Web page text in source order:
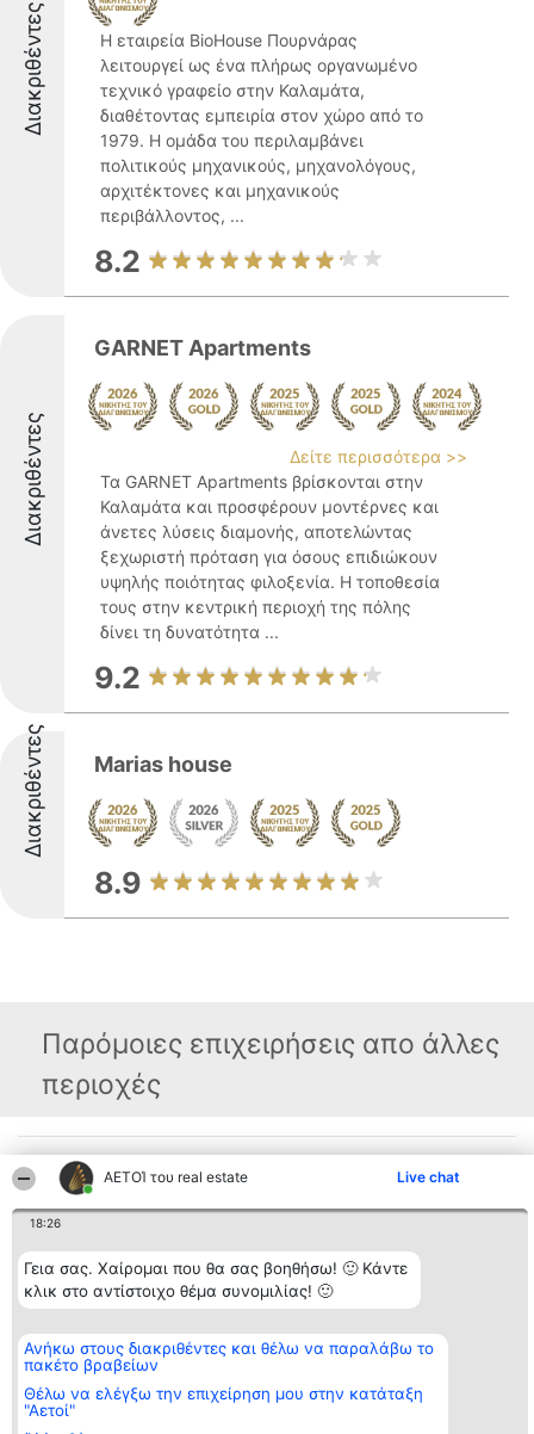
ΑΕΤΟΊ του real estate Live chat
18:26
Γεια σας. Χαίρομαι που θα σας βοηθήσω! 🙂 Κάντε
κλικ στο αντίστοιχο θέμα συνομιλίας! 🙂
Ανήκω στους διακριθέντες και θέλω να παραλάβω το
πακέτο βραβείων
Θέλω να ελέγξω την επιχείρηση μου στην κατάταξη
"Αετοί"
Διακριθέντες
Η εταιρεία BioHouse Πουρνάρας
λειτουργεί ως ένα πλήρως οργανωμένο
τεχνικό γραφείο στην Καλαμάτα,
διαθέτοντας εμπειρία στον χώρο από το
1979. Η ομάδα του περιλαμβάνει
πολιτικούς μηχανικούς, μηχανολόγους,
αρχιτέκτονες και μηχανικούς
περιβάλλοντος, ...
8.2
Διακριθέντες
GARNET Apartments
Δείτε περισσότερα >>
Τα GARNET Apartments βρίσκονται στην
Καλαμάτα και προσφέρουν μοντέρνες και
άνετες λύσεις διαμονής, αποτελώντας
ξεχωριστή πρόταση για όσους επιδιώκουν
υψηλής ποιότητας φιλοξενία. Η τοποθεσία
τους στην κεντρική περιοχή της πόλης
δίνει τη δυνατότητα ...
9.2
Διακριθέντες Marias house
8.9
Παρόμοιες επιχειρήσεις απο άλλες
περιοχές
Διοργανωτής της
κατάταξης
BEAUTIFUL COMPANY
Μονοπρόσωπη ΙΚΕ
2104128019
email:
aetoi@beautifulcompany.co
Διακριθέντες
των
Μεθοδολογία
Όροι &
προϋποθέσεις
ΠΟΛΙΤΙΚΗ
Επικοινωνία